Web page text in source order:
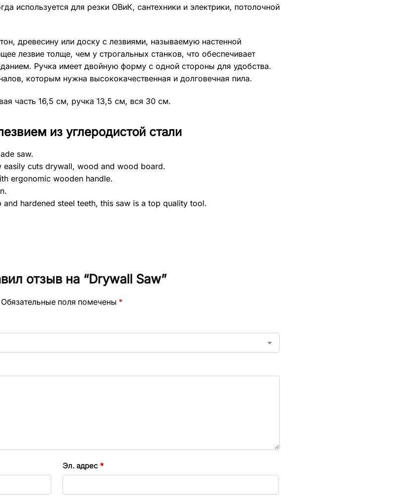
используется для резки ОВиК, сантехники и электрики, потолочной
древесину или доску с лезвиями, называемую настенной
лезвие толще, чем у строгальных станков, что обеспечивает
Ручка имеет двойную форму с одной стороны для удобства.
которым нужна высококачественная и долговечная пила.
часть 16,5 см, ручка 13,5 см, вся 30 см.
из углеродистой стали
saw.
easily cuts drywall, wood and wood board.
ergonomic wooden handle.
and hardened steel teeth, this saw is a top quality tool.
отзыв на “Drywall Saw”
Обязательные поля помечены *
Эл. адрес*